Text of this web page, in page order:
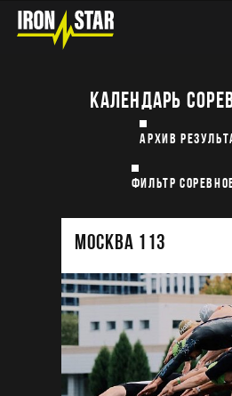
КАЛЕНДАРЬ
АРХИВ
ФИЛЬТР
МОСКВА 113